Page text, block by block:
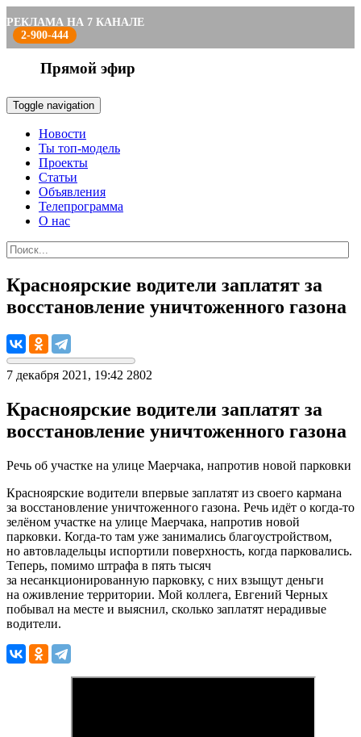
РЕКЛАМА НА 7 КАНАЛЕ
2-900-444
Прямой эфир
Toggle navigation
Новости
Ты топ-модель
Проекты
Статьи
Объявления
Телепрограмма
О нас
Красноярские водители заплатят за
восстановление уничтоженного газона
7 декабря 2021, 19:42 2802
Красноярские водители заплатят за
восстановление уничтоженного газона
Речь об участке на улице Маерчака, напротив новой парковки
Красноярские водители впервые заплатят из своего кармана
за восстановление уничтоженного газона. Речь идёт о когда-то
зелёном участке на улице Маерчака, напротив новой
парковки. Когда-то там уже занимались благоустройством,
но автовладельцы испортили поверхность, когда парковались.
Теперь, помимо штрафа в пять тысяч
за несанкционированную парковку, с них взыщут деньги
на оживление территории. Мой коллега, Евгений Черных
побывал на месте и выяснил, сколько заплатят нерадивые
водители.